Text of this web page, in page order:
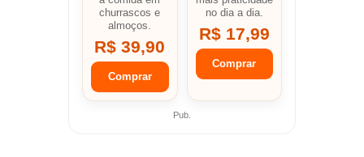
churrascos e
almoços.
R$ 39,90
Comprar
no dia a dia.
R$ 17,99
Comprar
Pub.